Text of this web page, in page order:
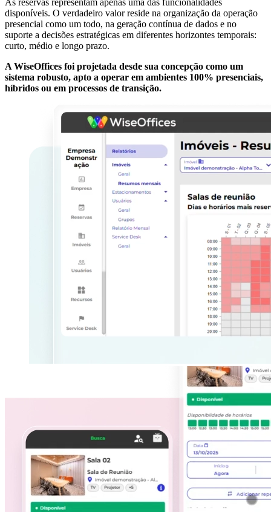
disponíveis. O verdadeiro valor reside na organização da operação
presencial como um todo, na geração contínua de dados e no
suporte a decisões estratégicas em diferentes horizontes temporais:
curto, médio e longo prazo.
A WiseOffices foi projetada desde sua concepção como um
sistema robusto, apto a operar em ambientes 100% presenciais,
híbridos ou em processos de transição.